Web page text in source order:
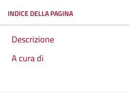
INDICE DELLA PAGINA
Descrizione
A cura di